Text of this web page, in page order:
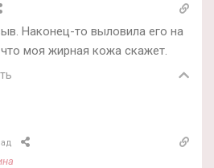
Наконец-то выловила его на
моя жирная кожа скажет.